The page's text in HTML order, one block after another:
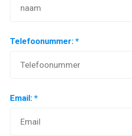
Telefoonummer: *
Email: *